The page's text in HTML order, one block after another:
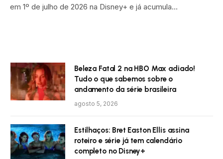
em 1º de julho de 2026 na Disney+ e já acumula…
Beleza Fatal 2 na HBO Max adiado!
Tudo o que sabemos sobre o
andamento da série brasileira
agosto 5, 2026
Estilhaços: Bret Easton Ellis assina
roteiro e série já tem calendário
completo no Disney+